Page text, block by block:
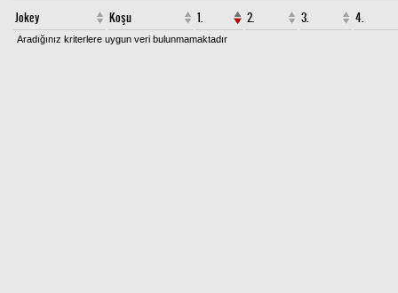
Jokey Koşu 1. 2. 3. 4.
Aradığınız kriterlere uygun veri bulunmamaktadır